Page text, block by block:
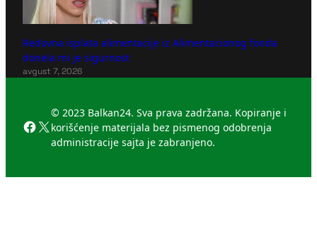
Redovna isplata alimentacije iz Alimentacionog fonda
donela mi je sigurnost
avgust 7, 2026
Facebook
X
© 2023 Balkan24. Sva prava zadržana. Kopiranje i
korišćenje materijala bez pismenog odobrenja
administracije sajta je zabranjeno.